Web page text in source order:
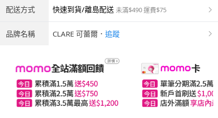
配送方式 快速到貨/離島配送 未滿$490 運費$75
品牌名稱 CLARE 可蕾爾 ． 追蹤